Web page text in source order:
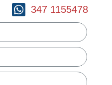
347 1155478